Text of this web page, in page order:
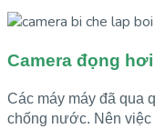
Camera đọng
Các máy máy đã qua
chống nước. Nên